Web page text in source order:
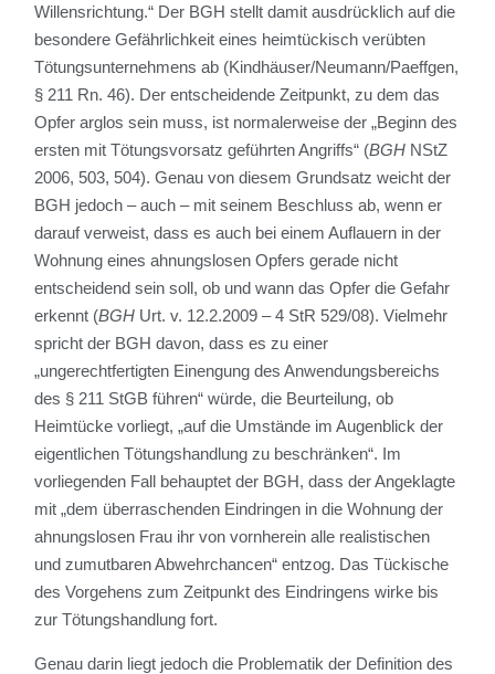
Willensrichtung.“ Der BGH stellt damit ausdrücklich auf die
besondere Gefährlichkeit eines heimtückisch verübten
Tötungsunternehmens ab (Kindhäuser/Neumann/Paeffgen,
§ 211 Rn. 46). Der entscheidende Zeitpunkt, zu dem das
Opfer arglos sein muss, ist normalerweise der „Beginn des
ersten mit Tötungsvorsatz geführten Angriffs“ (BGH NStZ
2006, 503, 504). Genau von diesem Grundsatz weicht der
BGH jedoch – auch – mit seinem Beschluss ab, wenn er
darauf verweist, dass es auch bei einem Auflauern in der
Wohnung eines ahnungslosen Opfers gerade nicht
entscheidend sein soll, ob und wann das Opfer die Gefahr
erkennt (BGH Urt. v. 12.2.2009 – 4 StR 529/08). Vielmehr
spricht der BGH davon, dass es zu einer
„ungerechtfertigten Einengung des Anwendungsbereichs
des § 211 StGB führen“ würde, die Beurteilung, ob
Heimtücke vorliegt, „auf die Umstände im Augenblick der
eigentlichen Tötungshandlung zu beschränken“. Im
vorliegenden Fall behauptet der BGH, dass der Angeklagte
mit „dem überraschenden Eindringen in die Wohnung der
ahnungslosen Frau ihr von vornherein alle realistischen
und zumutbaren Abwehrchancen“ entzog. Das Tückische
des Vorgehens zum Zeitpunkt des Eindringens wirke bis
zur Tötungshandlung fort.
Genau darin liegt jedoch die Problematik der Definition des